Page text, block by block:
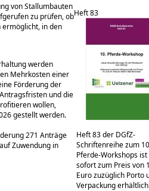
von Stallumbauten
zu prüfen, ob
ermöglicht, in den
werden
Mehrkosten einer
Förderung der
und die
wollen,
gestellt werden.
271 Anträge
Zuwendung in
Heft 83
Heft 83 der DGfZ-
Schriftenreihe zum
Pferde-Workshops ist
sofort zum Preis von
Euro zuzüglich Porto
Verpackung